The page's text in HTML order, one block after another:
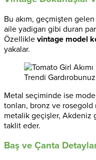
Bu akım, geçmişten
aile yadigarı gibi duran
Özellikle vintage model
yakalar.
Metal seçiminde ise
tonları, bronz ve
metalik geçişler, Akdeniz
taklit eder.
Baş ve Çanta